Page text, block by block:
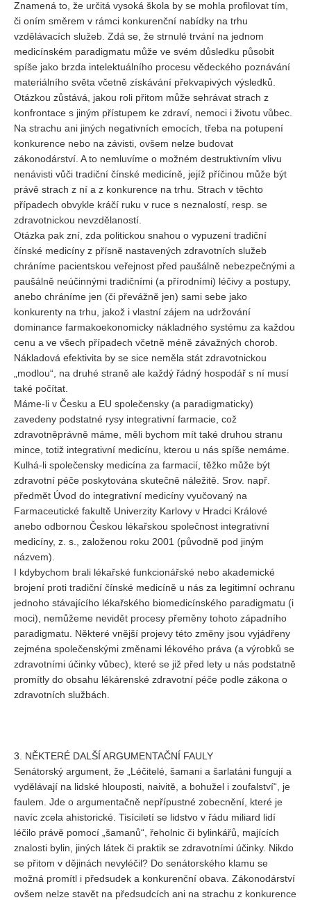
Znamená to, že určitá vysoká škola by se mohla profilovat tím,
či oním směrem v rámci konkurenční nabídky na trhu
vzdělávacích služeb. Zdá se, že strnulé trvání na jednom
medicínském paradigmatu může ve svém důsledku působit
spíše jako brzda intelektuálního procesu vědeckého poznávání
materiálního světa včetně získávání překvapivých výsledků.
Otázkou zůstává, jakou roli přitom může sehrávat strach z
konfrontace s jiným přístupem ke zdraví, nemoci i životu vůbec.
Na strachu ani jiných negativních emocích, třeba na potupení
konkurence nebo na závisti, ovšem nelze budovat
zákonodárství. A to nemluvíme o možném destruktivním vlivu
nenávisti vůči tradiční čínské medicíně, jejíž příčinou může být
právě strach z ní a z konkurence na trhu. Strach v těchto
případech obvykle kráčí ruku v ruce s neznalostí, resp. se
zdravotnickou nevzdělaností.
Otázka pak zní, zda politickou snahou o vypuzení tradiční
čínské medicíny z přísně nastavených zdravotních služeb
chráníme pacientskou veřejnost před paušálně nebezpečnými a
paušálně neúčinnými tradičními (a přírodními) léčivy a postupy,
anebo chráníme jen (či převážně jen) sami sebe jako
konkurenty na trhu, jakož i vlastní zájem na udržování
dominance farmakoekonomicky nákladného systému za každou
cenu a ve všech případech včetně méně závažných chorob.
Nákladová efektivita by se sice neměla stát zdravotnickou
„modlou“, na druhé straně ale každý řádný hospodář s ní musí
také počítat.
Máme-li v Česku a EU společensky (a paradigmaticky)
zavedeny podstatné rysy integrativní farmacie, což
zdravotněprávně máme, měli bychom mít také druhou stranu
mince, totiž integrativní medicínu, kterou u nás spíše nemáme.
Kulhá-li společensky medicína za farmacií, těžko může být
zdravotní péče poskytována skutečně náležitě. Srov. např.
předmět Úvod do integrativní medicíny vyučovaný na
Farmaceutické fakultě Univerzity Karlovy v Hradci Králové
anebo odbornou Českou lékařskou společnost integrativní
medicíny, z. s., založenou roku 2001 (původně pod jiným
názvem).
I kdybychom brali lékařské funkcionářské nebo akademické
brojení proti tradiční čínské medicíně u nás za legitimní ochranu
jednoho stávajícího lékařského biomedicínského paradigmatu (i
moci), nemůžeme nevidět procesy přeměny tohoto západního
paradigmatu. Některé vnější projevy této změny jsou vyjádřeny
zejména společenskými změnami lékového práva (a výrobků se
zdravotními účinky vůbec), které se již před lety u nás podstatně
promítly do obsahu lékárenské zdravotní péče podle zákona o
zdravotních službách.
3. NĚKTERÉ DALŠÍ ARGUMENTAČNÍ FAULY
Senátorský argument, že „Léčitelé, šamani a šarlatáni fungují a
vydělávají na lidské hlouposti, naivitě, a bohužel i zoufalství“, je
faulem. Jde o argumentačně nepřípustné zobecnění, které je
navíc zcela ahistorické. Tisíciletí se lidstvo v řádu miliard lidí
léčilo právě pomocí „šamanů“, řeholnic či bylinkářů, majících
znalosti bylin, jiných látek či praktik se zdravotními účinky. Nikdo
se přitom v dějinách nevyléčil? Do senátorského klamu se
možná promítl i předsudek a konkurenční obava. Zákonodárství
ovšem nelze stavět na předsudcích ani na strachu z konkurence